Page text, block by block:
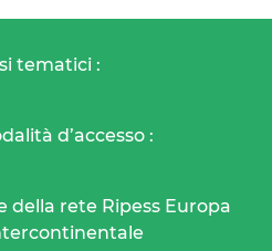
tematici :
d’accesso :
della rete Ripess Europa